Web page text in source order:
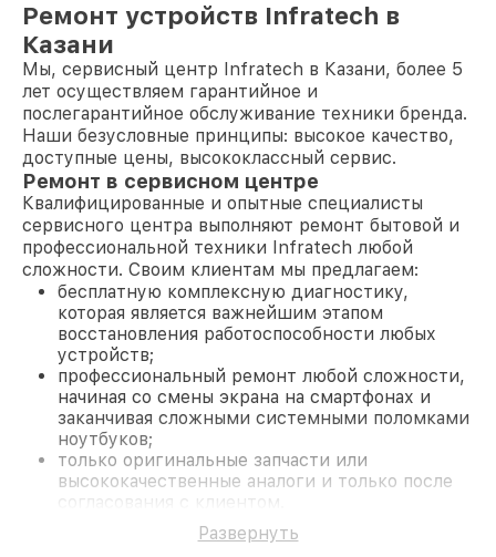
Ремонт устройств Infratech в
Казани
Мы, сервисный центр Infratech в Казани, более 5
лет осуществляем гарантийное и
послегарантийное обслуживание техники бренда.
Наши безусловные принципы: высокое качество,
доступные цены, высококлассный сервис.
Ремонт в сервисном центре
Квалифицированные и опытные специалисты
сервисного центра выполняют ремонт бытовой и
профессиональной техники Infratech любой
сложности. Своим клиентам мы предлагаем:
бесплатную комплексную диагностику,
которая является важнейшим этапом
восстановления работоспособности любых
устройств;
профессиональный ремонт любой сложности,
начиная со смены экрана на смартфонах и
заканчивая сложными системными поломками
ноутбуков;
только оригинальные запчасти или
высококачественные аналоги и только после
согласования с клиентом.
На все работы и замененные комплектующие
предоставляется длительная гарантия. В случае
Развернуть